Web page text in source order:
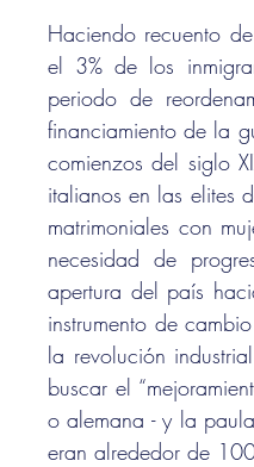
Haciendo recuento
el 3% de los
periodo de
financiamiento de la
comienzos del siglo
italianos en las elites
matrimoniales con
necesidad de
apertura del país
instrumento de
la revolución
buscar el
o alemana - y la
eran alrededor de